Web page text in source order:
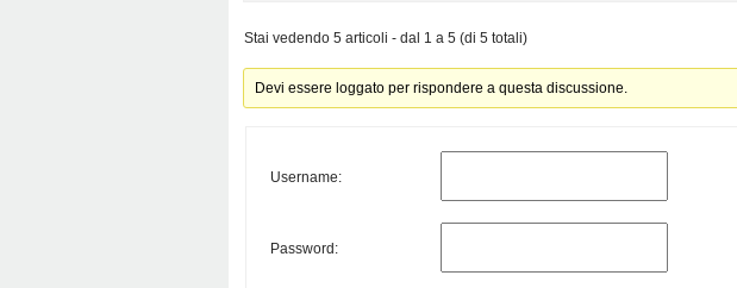
Stai vedendo 5 articoli - dal 1 a 5 (di 5 totali)
Devi essere loggato per rispondere a questa discussione.
Username:
Password: